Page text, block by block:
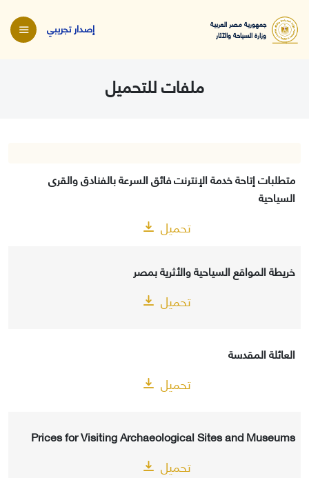
جمهورية مصر العربية
وزارة السياحة والآثار
إصدار تجريبي
ملفات للتحميل
متطلبات إتاحة خدمة الإنترنت فائق السرعة بالفنادق والقرى
السياحية
تحميل
خريطة المواقع السياحية والأثرية بمصر
تحميل
العائلة المقدسة
تحميل
Prices for Visiting Archaeological Sites and Museums
تحميل